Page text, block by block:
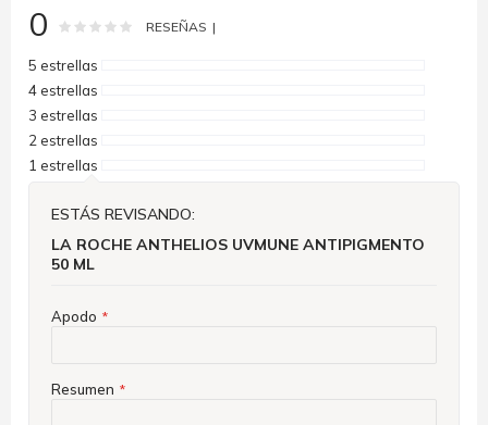
0 Rating: % of100
RESEÑAS
5 estrellas
4 estrellas
3 estrellas
2 estrellas
1 estrellas
ESTÁS REVISANDO:
LA ROCHE ANTHELIOS UVMUNE ANTIPIGMENTO
50 ML
Apodo
Resumen